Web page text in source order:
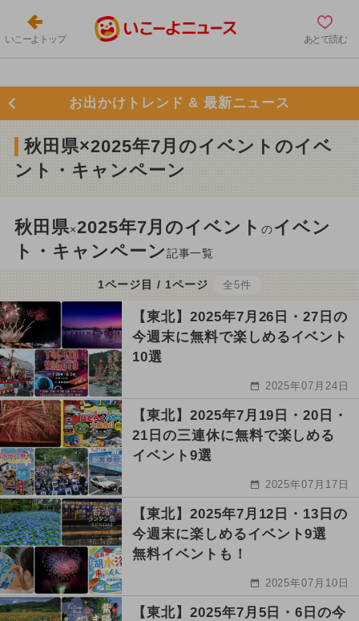
いこーよトップ あとで読む
お出かけトレンド & 最新ニュース
秋田県×2025年7月のイベントのイベ
ント・キャンペーン
秋田県×2025年7月のイベントのイベン
ト・キャンペーン記事一覧
1ページ目 / 1ページ 全5件
【東北】2025年7月26日・27日の
今週末に無料で楽しめるイベント
10選
2025年07月24日
【東北】2025年7月19日・20日・
21日の三連休に無料で楽しめる
イベント9選
2025年07月17日
【東北】2025年7月12日・13日の
今週末に楽しめるイベント9選
無料イベントも！
2025年07月10日
【東北】2025年7月5日・6日の今